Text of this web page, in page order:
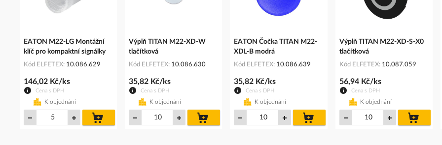
EATON M22-LG Montážní
klíč pro kompaktní signálky
Kód ELFETEX 10.086.629
Cena s DPH
146,02 Kč/ks
K objednání
košíku
Výplň TITAN M22-XD-W
tlačítková
Kód ELFETEX 10.086.630
Cena s DPH
35,82 Kč/ks
K objednání
košíku
EATON Čočka TITAN M22-
XDL-B modrá
Kód ELFETEX 10.086.639
Cena s DPH
35,82 Kč/ks
K objednání
košíku
Výplň TITAN M22-XD-S-X0
tlačítková
Kód ELFETEX 10.087.059
Cena s DPH
56,94 Kč/ks
K objednání
košíku